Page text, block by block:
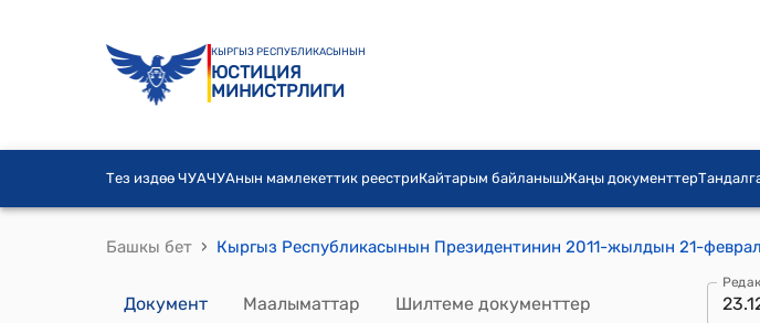
КЫРГЫЗ РЕСПУБЛИКАСЫНЫН
ЮСТИЦИЯ
МИНИСТРЛИГИ
Тез издөө ЧУАЧУАнын мамлекеттик реестриКайтарым байланышЖаңы документтер
Башкы бет ›
Документ Маалыматтар Шилтеме документтер